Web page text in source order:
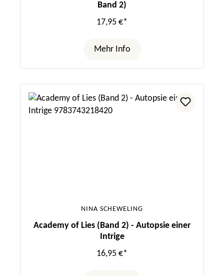
Band 2)
17,95 €*
Mehr Info
NINA SCHEWELING
Academy of Lies (Band 2) - Autopsie einer
Intrige
16,95 €*